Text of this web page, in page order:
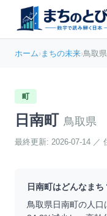
ホーム›まちの未来›鳥取
町
日南町 鳥取県
最終更新: 2026-07-14 ／
日南町はどんなまち
鳥取県日南町の人口